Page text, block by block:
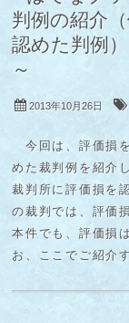
2013年10月26日
今回は、評価損
めた裁判例を紹介
裁判所に評価損を
の裁判では、評価
本件でも、評価損
お、ここでご紹介